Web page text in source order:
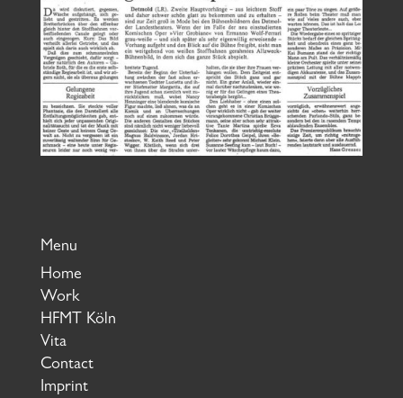
Menu
Home
Work
HFMT Köln
Vita
Contact
Imprint